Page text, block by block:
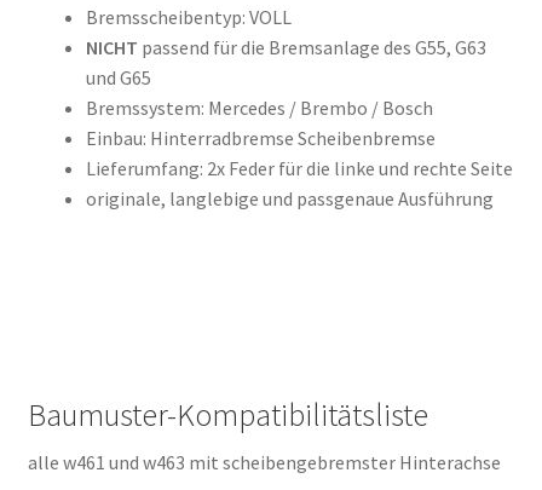
Bremsscheibentyp: VOLL
NICHT passend für die Bremsanlage des G55, G63
und G65
Bremssystem: Mercedes / Brembo / Bosch
Einbau: Hinterradbremse Scheibenbremse
Lieferumfang: 2x Feder für die linke und rechte Seite
originale, langlebige und passgenaue Ausführung
Baumuster-Kompatibilitätsliste
alle w461 und w463 mit scheibengebremster Hinterachse